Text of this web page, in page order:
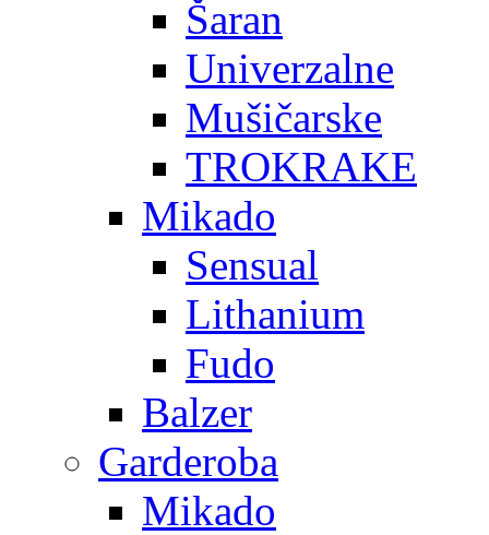
Šaran
Univerzalne
Mušičarske
TROKRAKE
Mikado
Sensual
Lithanium
Fudo
Balzer
Garderoba
Mikado